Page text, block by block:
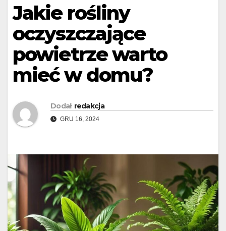
Jakie rośliny
oczyszczające
powietrze warto
mieć w domu?
Dodał redakcja
GRU 16, 2024